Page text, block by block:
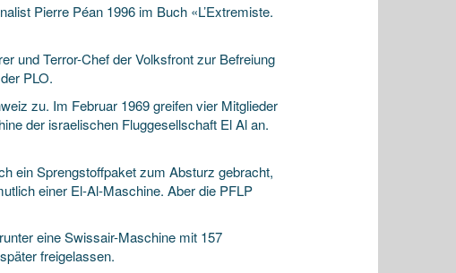
Pierre Péan 1996 im Buch «L’Extremiste.
und Terror-Chef der Volksfront zur Befreiung
PLO.
zu. Im Februar 1969 greifen vier Mitglieder
der israelischen Fluggesellschaft El Al an.
ein Sprengstoffpaket zum Absturz gebracht,
einer El-Al-Maschine. Aber die PFLP
eine Swissair-Maschine mit 157
freigelassen.